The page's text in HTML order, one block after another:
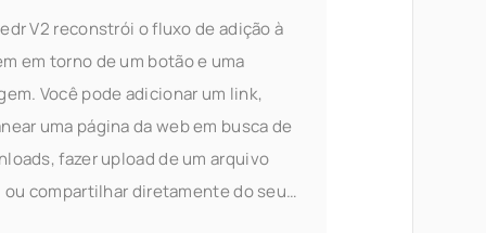
V2 reconstrói o fluxo de adição à
em torno de um botão e uma
Você pode adicionar um link,
uma página da web em busca de
fazer upload de um arquivo
ou compartilhar diretamente do seu